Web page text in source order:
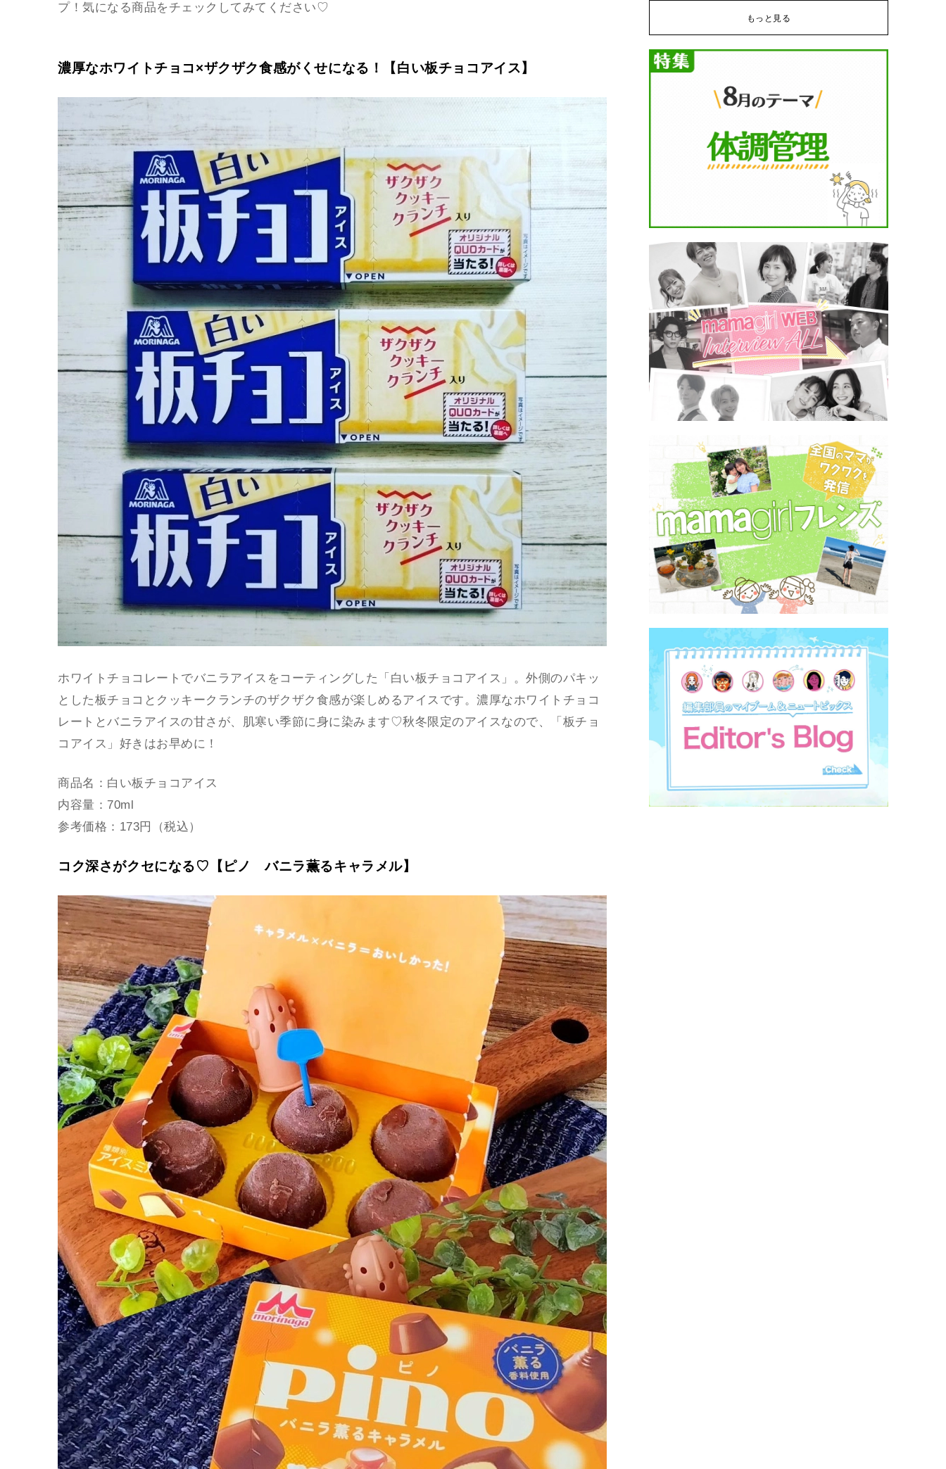
プ！気になる商品をチェックしてみてください♡
濃厚なホワイトチョコ×ザクザク食感がくせになる！【白い板チョコアイス】
ホワイトチョコレートでバニラアイスをコーティングした「白い板チョコアイス」。外側のパキッ
とした板チョコとクッキークランチのザクザク食感が楽しめるアイスです。濃厚なホワイトチョコ
レートとバニラアイスの甘さが、肌寒い季節に身に染みます♡秋冬限定のアイスなので、「板チョ
コアイス」好きはお早めに！
商品名：白い板チョコアイス
内容量：70ml
参考価格：173円（税込）
コク深さがクセになる♡【ピノ バニラ薫るキャラメル】
もっと見る